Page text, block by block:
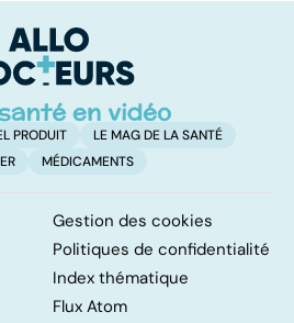
PRODUIT
LE MAG DE LA SANTÉ
MÉDICAMENTS
Gestion des cookies
Politiques de confidentialité
Index thématique
Flux Atom